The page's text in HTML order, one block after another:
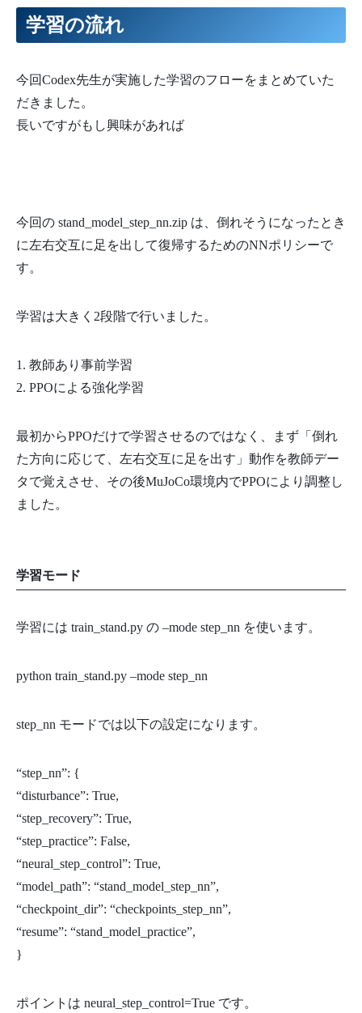
学習の流れ
今回Codex先生が実施した学習のフローをまとめていた
だきました。
長いですがもし興味があれば
今回の stand_model_step_nn.zip は、倒れそうになったとき
に左右交互に足を出して復帰するためのNNポリシーで
す。
学習は大きく2段階で行いました。
1. 教師あり事前学習
2. PPOによる強化学習
最初からPPOだけで学習させるのではなく、まず「倒れ
た方向に応じて、左右交互に足を出す」動作を教師デー
タで覚えさせ、その後MuJoCo環境内でPPOにより調整し
ました。
学習モード
学習には train_stand.py の –mode step_nn を使います。
python train_stand.py –mode step_nn
step_nn モードでは以下の設定になります。
“step_nn”: {
“disturbance”: True,
“step_recovery”: True,
“step_practice”: False,
“neural_step_control”: True,
“model_path”: “stand_model_step_nn”,
“checkpoint_dir”: “checkpoints_step_nn”,
“resume”: “stand_model_practice”,
}
ポイントは neural_step_control=True です。